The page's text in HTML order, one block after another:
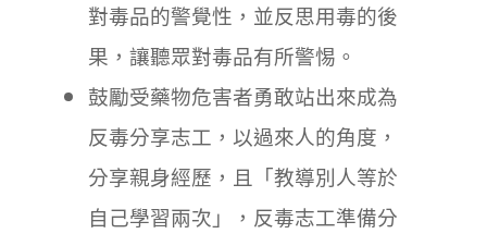
對毒品的警覺性，並反思用毒的後
果，讓聽眾對毒品有所警惕。
鼓勵受藥物危害者勇敢站出來成為
反毒分享志工，以過來人的角度，
分享親身經歷，且「教導別人等於
自己學習兩次」，反毒志工準備分